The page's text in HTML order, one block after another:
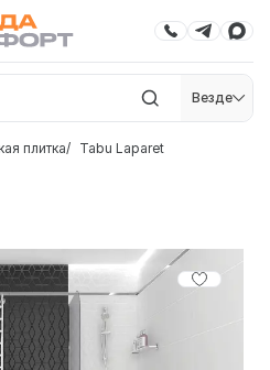
Везде
плитка Tabu Laparet